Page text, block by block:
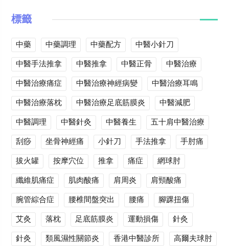
標籤
中藥 中藥調理 中藥配方
中醫小針刀
中醫手法推拿
中醫推拿 中醫正骨
中醫治療
中醫治療痛症
中醫治療神經病變
中醫治療耳鳴
中醫治療落枕
中醫治療足底筋膜炎
中醫減肥
中醫調理
中醫針灸 中醫養生
五十肩中醫治療
刮痧
坐骨神經痛 小針刀 手法推拿
手肘痛
拔火罐
按摩穴位 推拿 痛症
網球肘
纖維肌痛症
肌肉酸痛 肩周炎
肩頸酸痛
腕管綜合症
腰椎間盤突出 腰痛
腳踝扭傷
艾灸
落枕 足底筋膜炎 運動損傷
針灸
針灸
類風濕性關節炎 香港中醫診所 高爾夫球肘